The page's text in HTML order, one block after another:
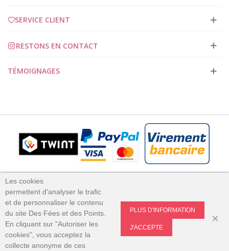
SERVICE CLIENT
RESTONS EN CONTACT
TÉMOIGNAGES
Des Fées et des Points 2023
Les cookies
permettent d'analyser le trafic
et de personnaliser le contenu
du site Des Fées et des Points.
En cliquant sur "Autoriser les
cookies", vous acceptez la
collecte anonyme de ces
PLUS D'INFORMATION
J'ACCEPTE
×